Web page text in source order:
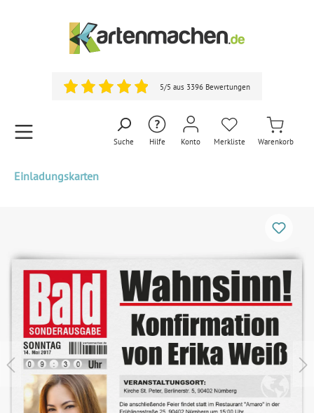
5/5 aus 3396 Bewertungen
Suche Hilfe Konto Merkliste Warenkorb
Einladungskarten